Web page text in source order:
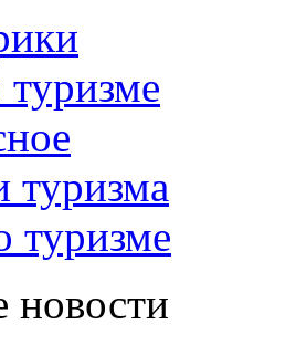
туризма
туризме
новости